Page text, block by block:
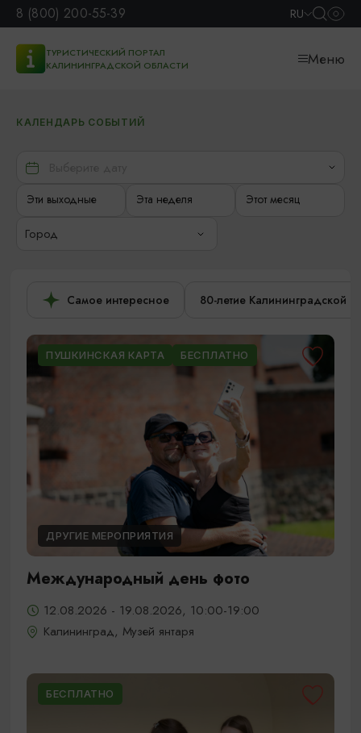
8 (800) 200-55-39 RU
ТУРИСТИЧЕСКИЙ ПОРТАЛ
КАЛИНИНГРАДСКОЙ ОБЛАСТИ
Меню
КАЛЕНДАРЬ СОБЫТИЙ
Эти выходные Эта неделя Этот месяц
Город
Самое интересное 80-летие Калининградской
ПУШКИНСКАЯ КАРТА БЕСПЛАТНО
ДРУГИЕ МЕРОПРИЯТИЯ
Международный день фото
12.08.2026 - 19.08.2026, 10:00-19:00
Калининград, Музей янтаря
БЕСПЛАТНО